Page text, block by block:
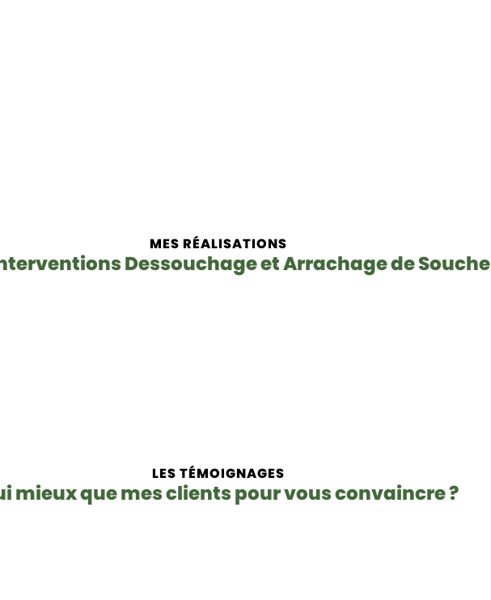
MES RÉALISATIONS
Dessouchage et Arrachage de Souche
mieux que mes clients pour vous convaincre ?
LES TÉMOIGNAGES